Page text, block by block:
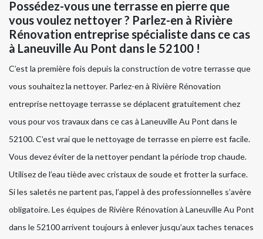
Possédez-vous une terrasse en pierre que
vous voulez nettoyer ? Parlez-en à Rivière
Rénovation entreprise spécialiste dans ce cas
à Laneuville Au Pont dans le 52100 !
C’est la première fois depuis la construction de votre terrasse que
vous souhaitez la nettoyer. Parlez-en à Rivière Rénovation
entreprise nettoyage terrasse se déplacent gratuitement chez
vous pour vos travaux dans ce cas à Laneuville Au Pont dans le
52100. C’est vrai que le nettoyage de terrasse en pierre est facile.
Vous devez éviter de la nettoyer pendant la période trop chaude.
Utilisez de l’eau tiède avec cristaux de soude et frotter la surface.
Si les saletés ne partent pas, l’appel à des professionnelles s’avère
obligatoire. Les équipes de Rivière Rénovation à Laneuville Au Pont
dans le 52100 arrivent toujours à enlever jusqu’aux taches tenaces